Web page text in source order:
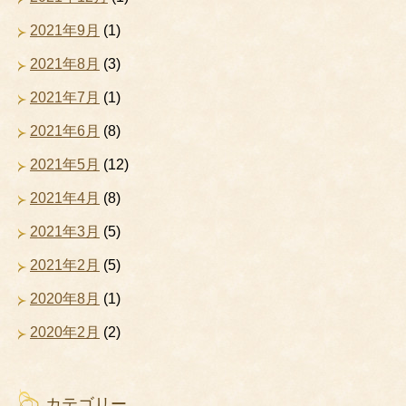
2021年9月 (1)
2021年8月 (3)
2021年7月 (1)
2021年6月 (8)
2021年5月 (12)
2021年4月 (8)
2021年3月 (5)
2021年2月 (5)
2020年8月 (1)
2020年2月 (2)